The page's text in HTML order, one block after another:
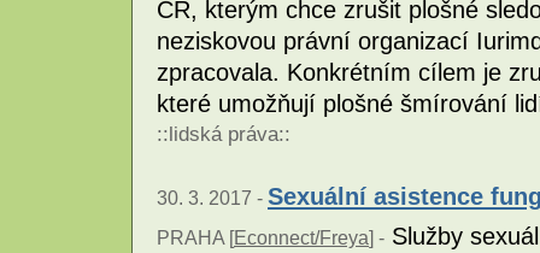
ČR, kterým chce zrušit plošné
neziskovou právní organizací
zpracovala. Konkrétním cílem je
které umožňují plošné šmírování
:: lidská práva::
30. 3. 2017 - Sexuální asistence
PRAHA [Econnect/Freya] - Služby